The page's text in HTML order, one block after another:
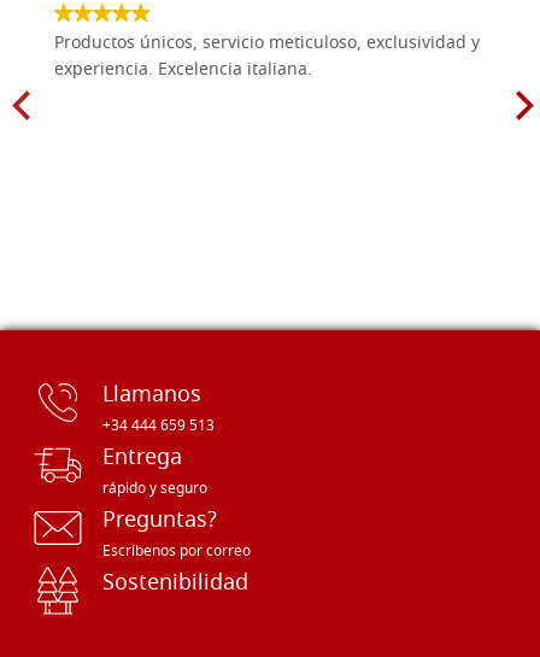
Productos únicos, servicio meticuloso, exclusividad y
experiencia. Excelencia italiana.
Llamanos
+34 444 659 513
Entrega
rápido y seguro
Preguntas?
Escríbenos por correo
Sostenibilidad